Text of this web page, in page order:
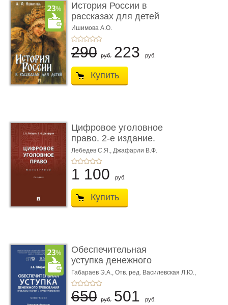
История России в
рассказах для детей
Ишимова А.О.
290 руб. 223 руб.
Купить
Цифровое уголовное
право. 2-е издание.
Монограф ...
Лебедев С.Я., Джафарли В.Ф.
1 100 руб.
Купить
Обеспечительная
уступка денежного
требования ...
Габараев Э.А., Отв. ред. Василевская Л.Ю.,
вступ. сл. Каретина М.Г.
650 руб. 501 руб.